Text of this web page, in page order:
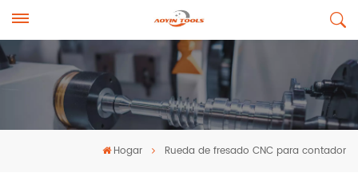
Hogar Rueda de fresado CNC para contador